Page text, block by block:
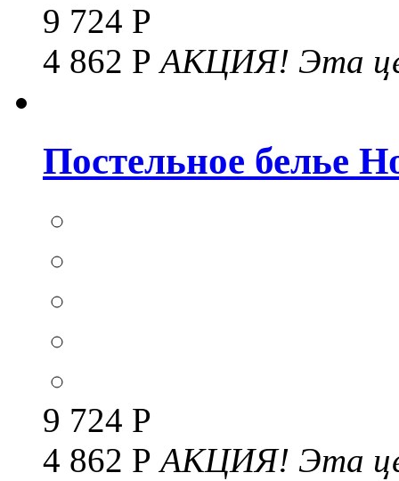
9 724 Р
4 862 РАКЦИЯ! Эта
Постельное белье
9 724 Р
4 862 РАКЦИЯ! Эта